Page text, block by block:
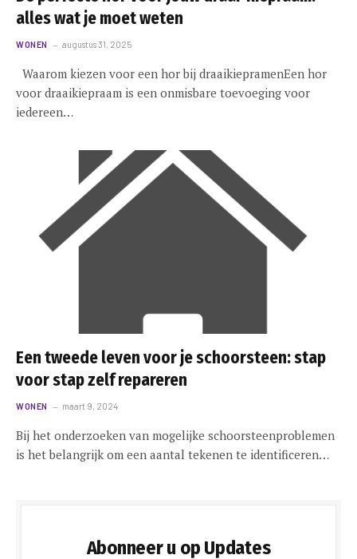
alles wat je moet weten
WONEN augustus 31, 2025
Waarom kiezen voor een hor bij draaikiepramenEen hor
voor draaikiepraam is een onmisbare toevoeging voor
iedereen…
Een tweede leven voor je schoorsteen: stap
voor stap zelf repareren
WONEN maart 9, 2024
Bij het onderzoeken van mogelijke schoorsteenproblemen
is het belangrijk om een aantal tekenen te identificeren…
Abonneer u op Updates